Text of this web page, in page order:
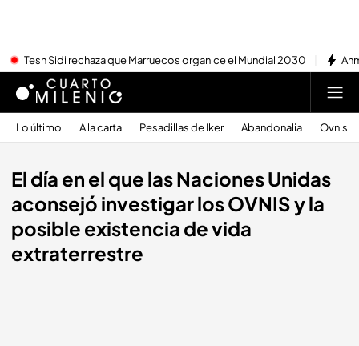
Tesh Sidi rechaza que Marruecos organice el Mundial 2030
Lo último A la carta Pesadillas de Iker Abandonalia Ovnis
El día en el que las Naciones Unidas
aconsejó investigar los OVNIS y la
posible existencia de vida
extraterrestre